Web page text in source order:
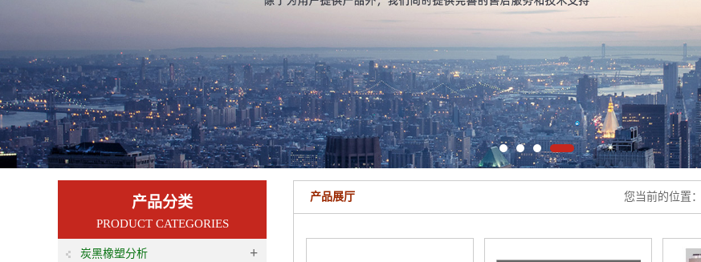
产品分类
PRODUCT CATEGORIES
炭黑橡塑分析 +
产品展厅 您当前的位置：